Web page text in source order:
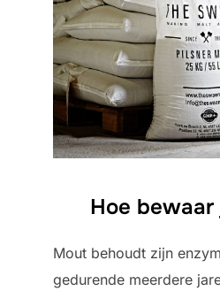
Hoe bewaar
Mout behoudt zijn
gedurende meerdere